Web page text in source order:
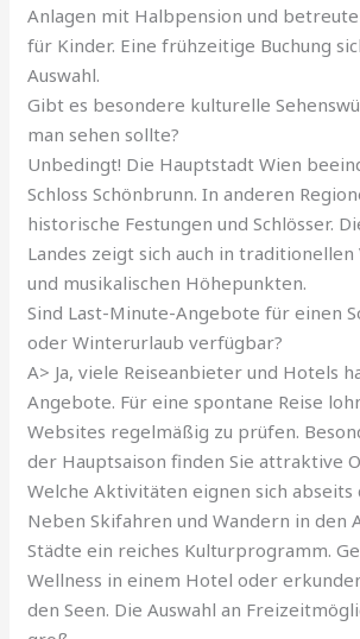
Anlagen mit Halbpension und
für Kinder. Eine frühzeitige Buchung
Auswahl.
Gibt es besondere kulturelle
man sehen sollte?
Unbedingt! Die Hauptstadt Wien
Schloss Schönbrunn. In anderen
historische Festungen und Schlösser.
Landes zeigt sich auch in
und musikalischen Höhepunkten.
Sind Last-Minute-Angebote für einen
oder Winterurlaub verfügbar?
A> Ja, viele Reiseanbieter und Hotels
Angebote. Für eine spontane Reise
Websites regelmäßig zu prüfen.
der Hauptsaison finden Sie attraktive
Welche Aktivitäten eignen sich abseits
Neben Skifahren und Wandern in den
Städte ein reiches Kulturprogramm.
Wellness in einem Hotel oder
den Seen. Die Auswahl an